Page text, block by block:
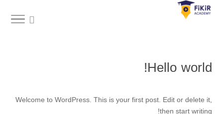
Hello world!
Welcome to WordPress. This is your first post. Edit or delete it,
then start writing!